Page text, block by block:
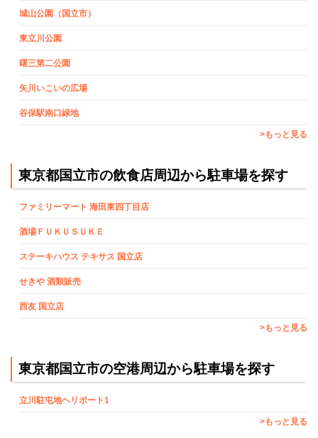
城山公園（国立市）
東立川公園
曙三第二公園
矢川いこいの広場
谷保駅南口緑地
>もっと見る
東京都国立市の飲食店周辺から駐車場を探す
ファミリーマート 海田東四丁目店
酒場ＦＵＫＵＳＵＫＥ
ステーキハウス テキサス 国立店
せきや 酒類販売
西友 国立店
>もっと見る
東京都国立市の空港周辺から駐車場を探す
立川駐屯地ヘリポート1
>もっと見る